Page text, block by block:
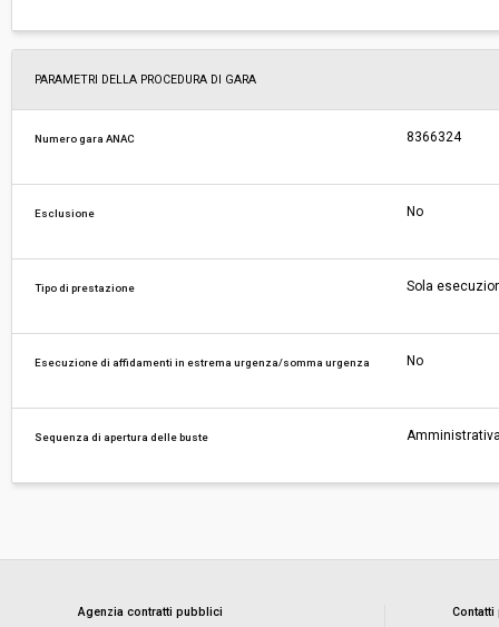
PARAMETRI DELLA PROCEDURA DI GARA
Numero gara ANAC 8366324
Esclusione No
Tipo di prestazione Sola
Esecuzione di affidamenti in estrema urgenza/somma urgenza No
Sequenza di apertura delle buste
Agenzia contratti pubblici